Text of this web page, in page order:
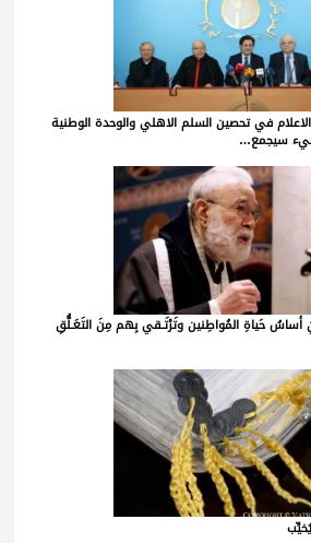
في تحصين السلم الاهلي والوحدة الوطنية
شيء سيجمع…
أساسُ حَياةِ المُواطِنين وتَرْتَـقي بِهم مِنَ التَعَـلُّقِ